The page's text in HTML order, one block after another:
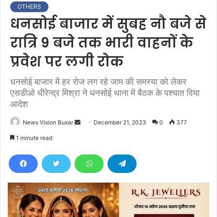
OTHERS
धनसोई बाजार में सुबह नौ बजे से
रात्रि 9 बजे तक भारी वाहनों के
प्रवेश पर लगी रोक
धनसोई बाजार में हर रोज लग रहे जाम की समस्या को लेकर
एसडीओ धीरेन्द्र मिश्रा ने धनसोई थाना में बैठक के पश्चात दिया
आदेश
News Vision Buxar
d
e
m
a
December 21, 2023 0 377
1 minute read